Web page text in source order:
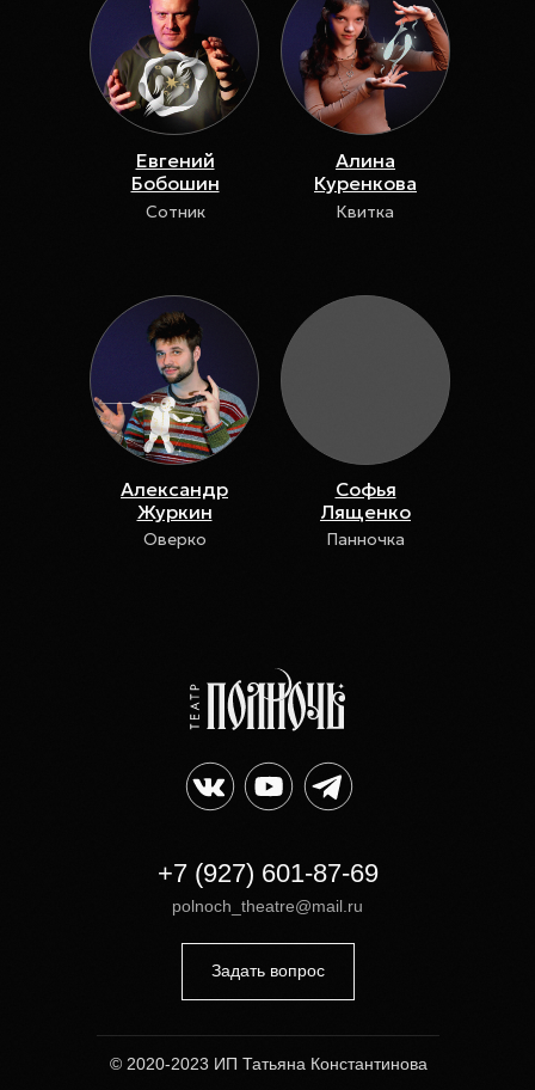
Софья
Лященко
Панночка
Евгений
Бобошин
Сотник
Александр
Журкин
Алина
Куренкова
Квитка
Оверко
© 2020-2023 ИП Татьяна Константинова
+7 (927) 601-87-69
polnoch_theatre@mail.ru
Задать вопрос